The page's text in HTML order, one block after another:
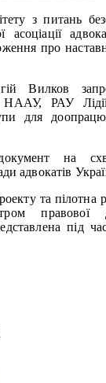
з питань
асоціації
про
Вилков
РАУ Лідії
для
на
адвокатів
та пілотна
правової
під